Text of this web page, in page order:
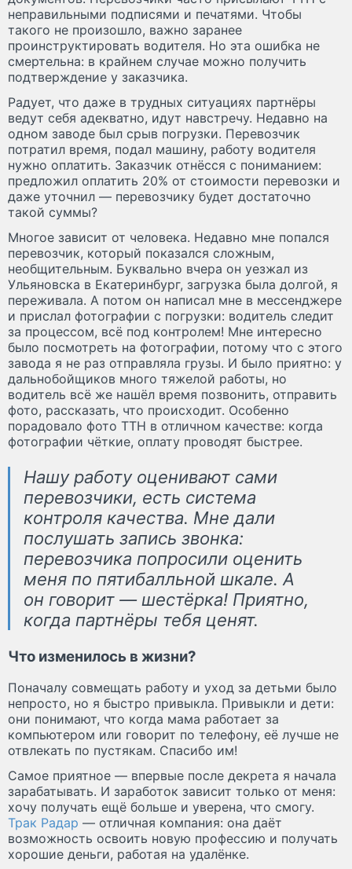
неправильными подписями и печатями. Чтобы
такого не произошло, важно заранее
проинструктировать водителя. Но эта ошибка не
смертельна: в крайнем случае можно получить
подтверждение у заказчика.
Радует, что даже в трудных ситуациях партнёры
ведут себя адекватно, идут навстречу. Недавно на
одном заводе был срыв погрузки. Перевозчик
потратил время, подал машину, работу водителя
нужно оплатить. Заказчик отнёсся с пониманием:
предложил оплатить 20% от стоимости перевозки и
даже уточнил — перевозчику будет достаточно
такой суммы?
Многое зависит от человека. Недавно мне попался
перевозчик, который показался сложным,
необщительным. Буквально вчера он уезжал из
Ульяновска в Екатеринбург, загрузка была долгой, я
переживала. А потом он написал мне в мессенджере
и прислал фотографии с погрузки: водитель следит
за процессом, всё под контролем! Мне интересно
было посмотреть на фотографии, потому что с этого
завода я не раз отправляла грузы. И было приятно: у
дальнобойщиков много тяжелой работы, но
водитель всё же нашёл время позвонить, отправить
фото, рассказать, что происходит. Особенно
порадовало фото ТТН в отличном качестве: когда
фотографии чёткие, оплату проводят быстрее.
Нашу работу оценивают сами
перевозчики, есть система
контроля качества. Мне дали
послушать запись звонка:
перевозчика попросили оценить
меня по пятибалльной шкале. А
он говорит — шестёрка! Приятно,
когда партнёры тебя ценят.
Что изменилось в жизни?
Поначалу совмещать работу и уход за детьми было
непросто, но я быстро привыкла. Привыкли и дети:
они понимают, что когда мама работает за
компьютером или говорит по телефону, её лучше не
отвлекать по пустякам. Спасибо им!
Самое приятное — впервые после декрета я начала
зарабатывать. И заработок зависит только от меня:
хочу получать ещё больше и уверена, что смогу.
Трак Радар — отличная компания: она даёт
возможность освоить новую профессию и получать
хорошие деньги, работая на удалёнке.